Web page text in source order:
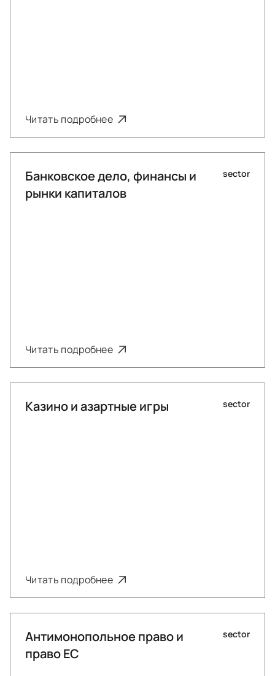
Читать подробнее
Банковское дело, финансы и
рынки капиталов
sector
Читать подробнее
Казино и азартные игры sector
Читать подробнее
Антимонопольное право и
право ЕС
sector